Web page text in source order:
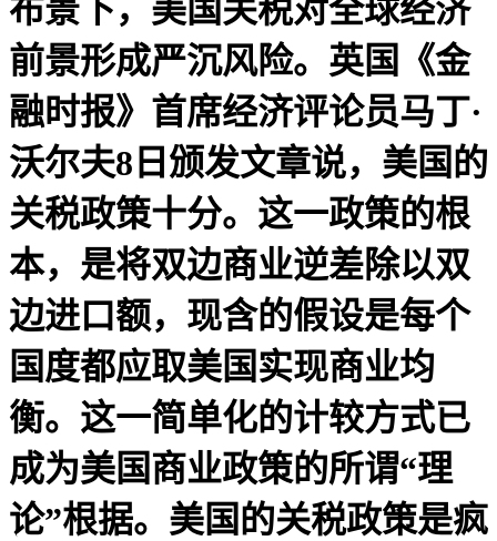
布景下，美国关税对全球经济
前景形成严沉风险。英国《金
融时报》首席经济评论员马丁·
沃尔夫8日颁发文章说，美国的
关税政策十分。这一政策的根
本，是将双边商业逆差除以双
边进口额，现含的假设是每个
国度都应取美国实现商业均
衡。这一简单化的计较方式已
成为美国商业政策的所谓“理
论”根据。美国的关税政策是疯